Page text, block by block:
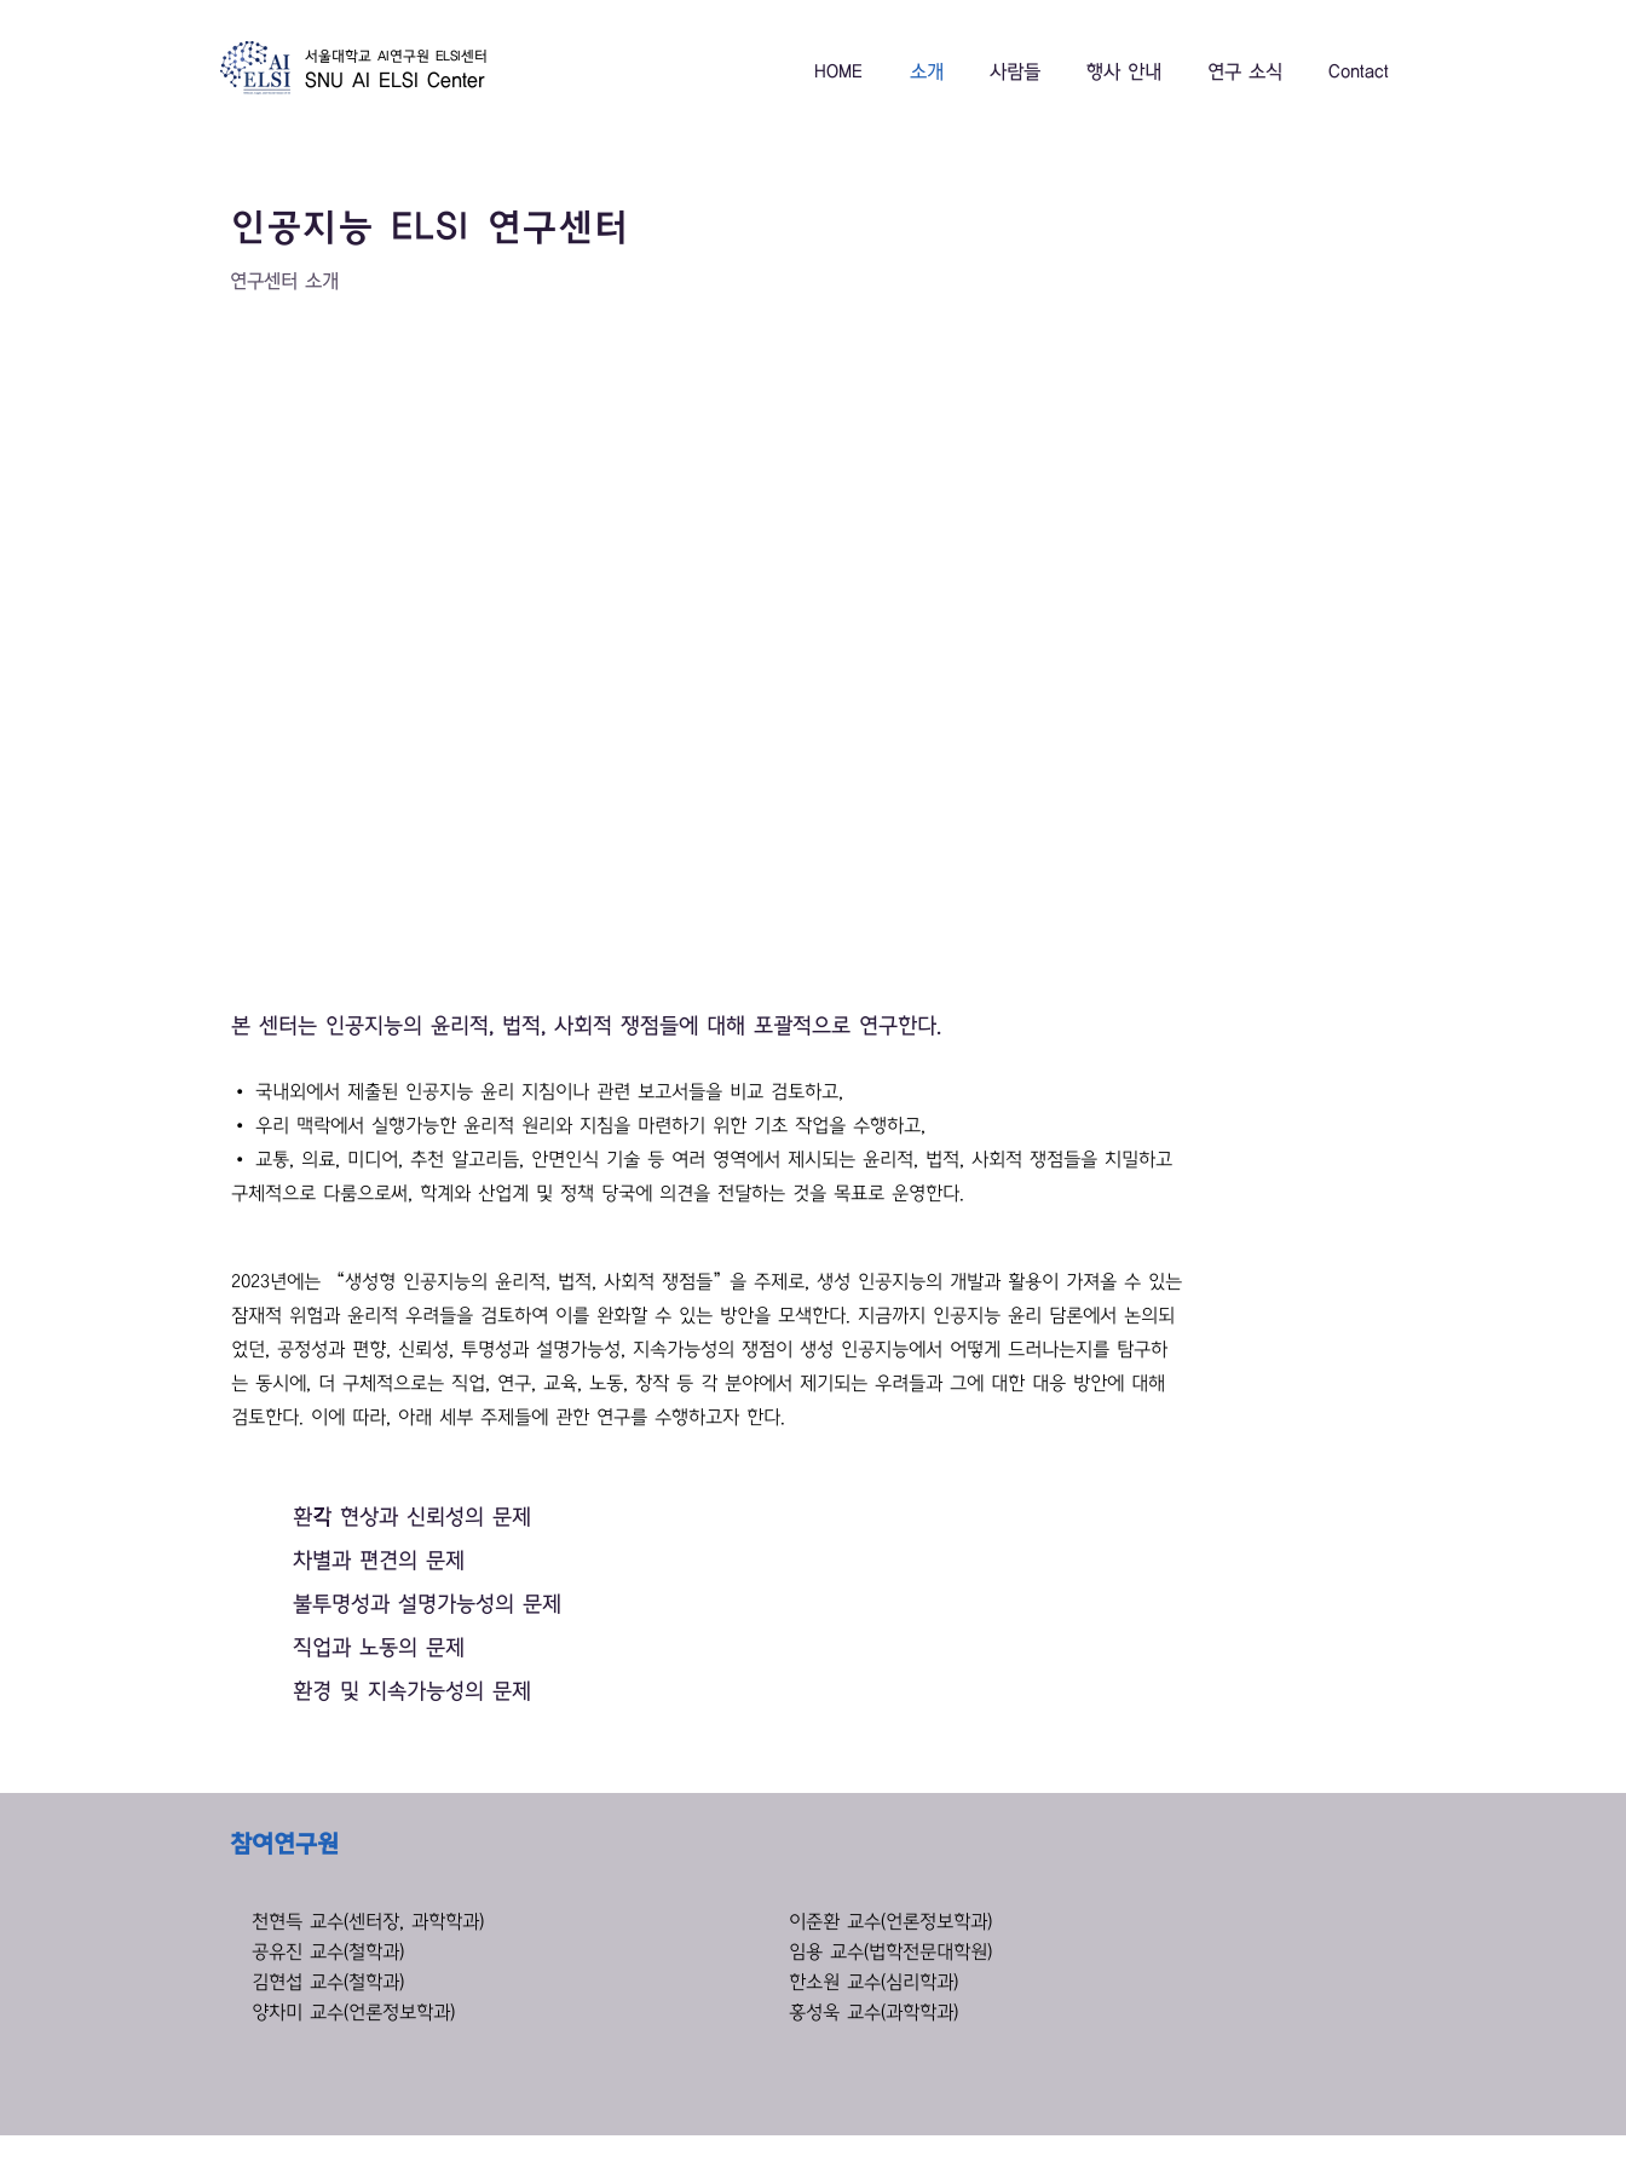
서울대학교 AI연구원 ELSI센터
SNU AI ELSI Center HOME 소개 사람들 행사 안내 연구 소식 Contact
인공지능 ELSI 연구센터
연구센터 소개
본 센터는 인공지능의 윤리적, 법적, 사회적 쟁점들에 대해 포괄적으로 연구한다.
• 국내외에서 제출된 인공지능 윤리 지침이나 관련 보고서들을 비교 검토하고,
• 우리 맥락에서 실행가능한 윤리적 원리와 지침을 마련하기 위한 기초 작업을 수행하고,
• 교통, 의료, 미디어, 추천 알고리듬, 안면인식 기술 등 여러 영역에서 제시되는 윤리적, 법적, 사회적 쟁점들을 치밀하고
구체적으로 다룸으로써, 학계와 산업계 및 정책 당국에 의견을 전달하는 것을 목표로 운영한다.
2023년에는 “생성형 인공지능의 윤리적, 법적, 사회적 쟁점들”을 주제로, 생성 인공지능의 개발과 활용이 가져올 수 있는
잠재적 위험과 윤리적 우려들을 검토하여 이를 완화할 수 있는 방안을 모색한다. 지금까지 인공지능 윤리 담론에서 논의되
었던, 공정성과 편향, 신뢰성, 투명성과 설명가능성, 지속가능성의 쟁점이 생성 인공지능에서 어떻게 드러나는지를 탐구하
는 동시에, 더 구체적으로는 직업, 연구, 교육, 노동, 창작 등 각 분야에서 제기되는 우려들과 그에 대한 대응 방안에 대해
검토한다. 이에 따라, 아래 세부 주제들에 관한 연구를 수행하고자 한다.
환각 현상과 신뢰성의 문제
차별과 편견의 문제
불투명성과 설명가능성의 문제
직업과 노동의 문제
환경 및 지속가능성의 문제
​참여연구원
천현득 교수(센터장, 과학학과)
공유진 교수(철학과)
김현섭 교수(철학과)
양차미 교수(언론정보학과)
이준환 교수(언론정보학과)
임용 교수(법학전문대학원)
한소원 교수(심리학과)
홍성욱 교수(과학학과)